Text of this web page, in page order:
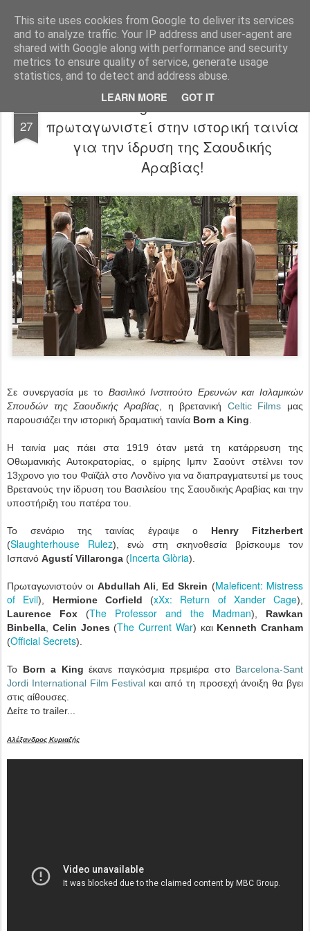
This site uses cookies from Google to deliver its services
and to analyze traffic. Your IP address and user-agent are
shared with Google along with performance and security
metrics to ensure quality of service, generate usage
statistics, and to detect and address abuse.
LEARN MORE GOT IT
FilmBoy
27
Born a King trailer: Ο Ed Skrein
πρωταγωνιστεί στην ιστορική ταινία
για την ίδρυση της Σαουδικής
Αραβίας!
Σε συνεργασία με το Βασιλικό Ινστιτούτο Ερευνών και Ισλαμικών
Σπουδών της Σαουδικής Αραβίας, η βρετανική Celtic Films μας
παρουσιάζει την ιστορική δραματική ταινία Born a King
Η ταινία μας πάει στα 1919 όταν μετά τη κατάρρευση της
Οθωμανικής Αυτοκρατορίας, ο εμίρης Ιμπν Σαούντ στέλνει τον
13χρονο γιο του Φαϊζάλ στο Λονδίνο για να διαπραγματευτεί με τους
Βρετανούς την ίδρυση του Βασιλείου της Σαουδικής Αραβίας και την
υποστήριξη του πατέρα του.
Το σενάριο της ταινίας έγραψε ο Henry Fitzherbert
(Slaughterhouse Rulez), ενώ στη σκηνοθεσία βρίσκουμε τον
Ισπανό Agustí Villaronga (Incerta Glòria).
Πρωταγωνιστούν οι Abdullah Ali Ed Skrein (Maleficent: Mistress
of Evil), Hermione Corfield (xXx: Return of Xander Cage),
Laurence Fox (The Professor and the Madman), Rawkan
Binbella
Celin Jones (The Current War) και Kenneth Cranham
(Official Secrets).
Το Born a King έκανε παγκόσμια πρεμιέρα στο Barcelona-Sant
Jordi International Film Festival και από τη προσεχή άνοιξη θα βγει
στις αίθουσες.
Δείτε το trailer...
Αλέξανδρος Κυριαζής